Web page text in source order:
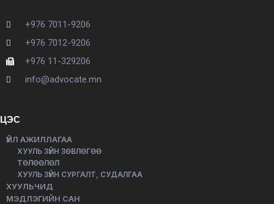
+976 7011-9206
+976 7012-9206
+976 11-329206
info@advocate.mn
ЦЭС
ҮЙЛ АЖИЛЛАГАА
ХУУЛЬ ЗҮЙН ЗӨВЛӨГӨӨ
ТӨЛӨӨЛӨЛ
ХУУЛЬ ЗҮЙН СУРГАЛТ, СУДАЛГАА
ХУУЛЬЧИД
МЭДЛЭГИЙН САН